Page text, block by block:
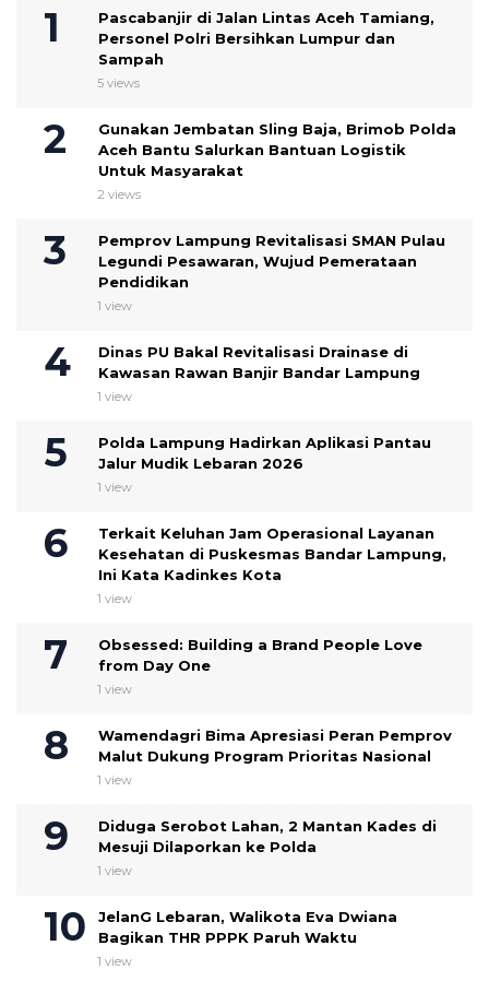
Pascabanjir di Jalan Lintas Aceh Tamiang,
Personel Polri Bersihkan Lumpur dan
Sampah
5 views
Gunakan Jembatan Sling Baja, Brimob Polda
Aceh Bantu Salurkan Bantuan Logistik
Untuk Masyarakat
2 views
Pemprov Lampung Revitalisasi SMAN Pulau
Legundi Pesawaran, Wujud Pemerataan
Pendidikan
1 view
Dinas PU Bakal Revitalisasi Drainase di
Kawasan Rawan Banjir Bandar Lampung
1 view
Polda Lampung Hadirkan Aplikasi Pantau
Jalur Mudik Lebaran 2026
1 view
Terkait Keluhan Jam Operasional Layanan
Kesehatan di Puskesmas Bandar Lampung,
Ini Kata Kadinkes Kota
1 view
Obsessed: Building a Brand People Love
from Day One
1 view
Wamendagri Bima Apresiasi Peran Pemprov
Malut Dukung Program Prioritas Nasional
1 view
Diduga Serobot Lahan, 2 Mantan Kades di
Mesuji Dilaporkan ke Polda
1 view
JelanG Lebaran, Walikota Eva Dwiana
Bagikan THR PPPK Paruh Waktu
1 view